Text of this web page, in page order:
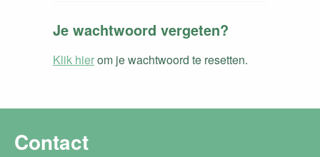
Je wachtwoord vergeten?
Klik hierom je wachtwoord te resetten.
Contact